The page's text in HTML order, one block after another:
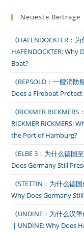
Neueste Beiträge
《HAFENDOCKTER：
HAFENDOCKTER:
Boat?
《REPSOLD：一艘消
Does a Fireboat
《RICKMER
RICKMER RICKMERS:
the Port of Hamburg?
《ELBE 3：为什么德国
Does Germany Still
《STETTIN：为什么德
Why Does Germany
《UNDINE：为什么汉
｜UNDINE: Why Does